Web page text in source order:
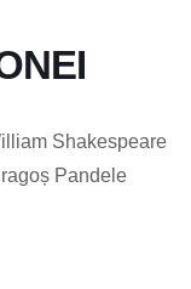
Shakespeare
Pandele